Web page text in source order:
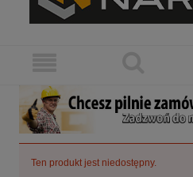
Ten produkt jest niedostępny.